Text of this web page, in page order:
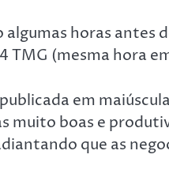
horas antes
TMG (mesma hora
em
muito boas e
que as